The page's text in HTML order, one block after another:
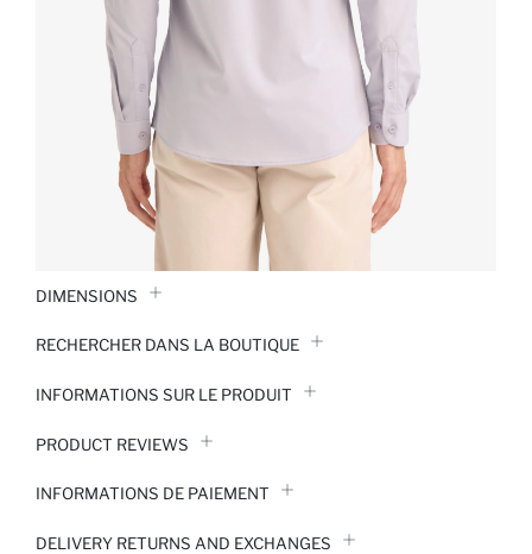
DIMENSIONS
RECHERCHER DANS LA BOUTIQUE
INFORMATIONS SUR LE PRODUIT
PRODUCT REVIEWS
INFORMATIONS DE PAIEMENT
DELIVERY RETURNS AND EXCHANGES